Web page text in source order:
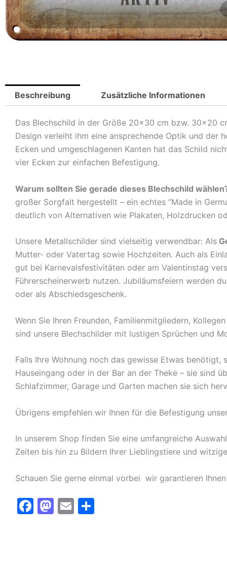
Beschreibung Zusätzliche Informationen
Das Blechschild in der Größe 20×30 cm bzw. 30×20
Design verleiht ihm eine ansprechende Optik und der
Ecken und umgeschlagenen Kanten hat das Schild
vier Ecken zur einfachen Befestigung.
Warum sollten Sie gerade dieses Blechschild
großer Sorgfalt hergestellt – ein echtes “Made in
deutlich von Alternativen wie Plakaten, Holzdrucken
Unsere Metallschilder sind vielseitig verwendbar: Als
Mutter- oder Vatertag sowie Hochzeiten. Auch als
gut bei Karnevalsfestivitäten oder am Valentinstag
Führerscheinerwerb nutzen. Jubiläumsfeiern werden
oder als Abschiedsgeschenk.
Wenn Sie Ihren Freunden, Familienmitgliedern,
sind unsere Blechschilder mit lustigen Sprüchen und
Falls Ihre Wohnung noch das gewisse Etwas benötigt,
Hauseingang oder in der Bar an der Theke – sie sind
Schlafzimmer, Garage und Garten machen sie sich
Übrigens empfehlen wir Ihnen für die Befestigung
In unserem Shop finden Sie eine umfangreiche
Zeiten bis hin zu Bildern Ihrer Lieblingstiere und
Schauen Sie gerne einmal vorbei  wir garantieren
F
M E